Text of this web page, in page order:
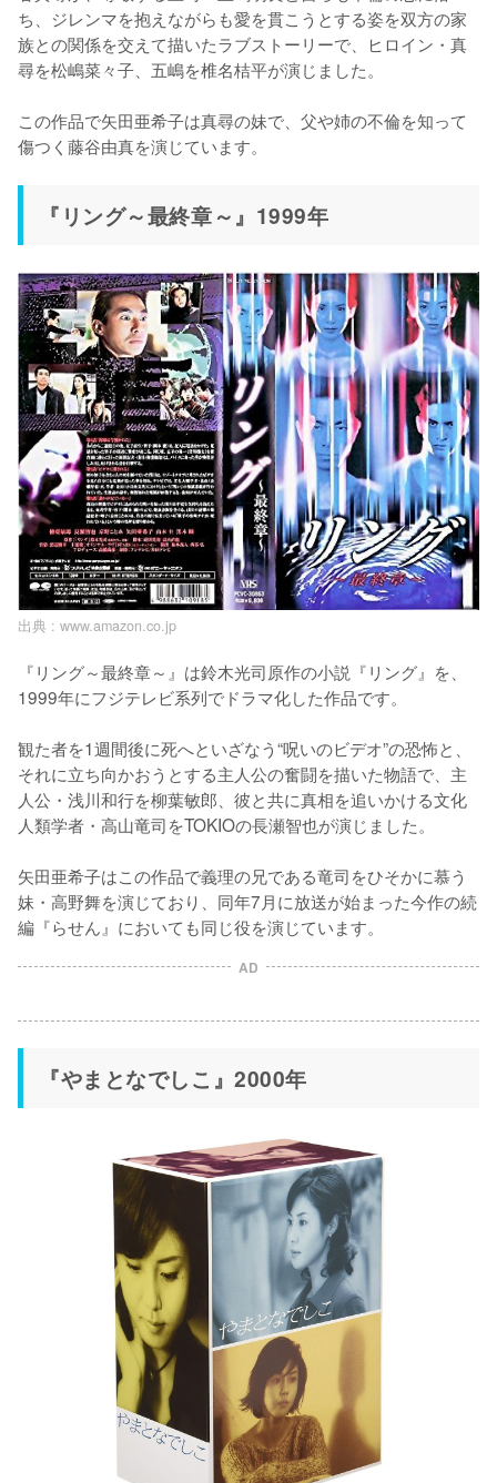
ち、ジレンマを抱えながらも愛を貫こうとする姿を双方の家
族との関係を交えて描いたラブストーリーで、ヒロイン・真
尋を松嶋菜々子、五嶋を椎名桔平が演じました。
この作品で矢田亜希子は真尋の妹で、父や姉の不倫を知って
傷つく藤谷由真を演じています。
『リング～最終章～』1999年
出典 : www.amazon.co.jp
『リング～最終章～』は鈴木光司原作の小説『リング』を、
1999年にフジテレビ系列でドラマ化した作品です。
観た者を1週間後に死へといざなう“呪いのビデオ”の恐怖と、
それに立ち向かおうとする主人公の奮闘を描いた物語で、主
人公・浅川和行を柳葉敏郎、彼と共に真相を追いかける文化
人類学者・高山竜司をTOKIOの長瀬智也が演じました。
矢田亜希子はこの作品で義理の兄である竜司をひそかに慕う
妹・高野舞を演じており、同年7月に放送が始まった今作の続
編『らせん』においても同じ役を演じています。
AD
『やまとなでしこ』2000年